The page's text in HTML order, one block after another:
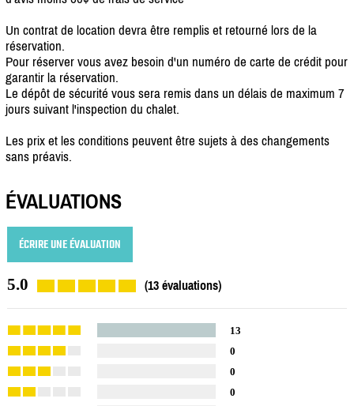
Un contrat de location devra être remplis et retourné lors de la
réservation.
Pour réserver vous avez besoin d'un numéro de carte de crédit pour
garantir la réservation.
Le dépôt de sécurité vous sera remis dans un délais de maximum 7
jours suivant l'inspection du chalet.
Les prix et les conditions peuvent être sujets à des changements
sans préavis.
ÉVALUATIONS
ÉCRIRE UNE ÉVALUATION
5.0 (13 évaluations)
13
0
0
0